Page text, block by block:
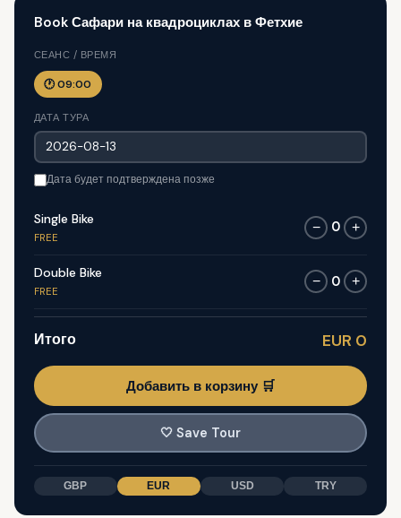
Book Сафари на квадроциклах в Фетхие
СЕАНС / ВРЕМЯ
🕐 09:00
ДАТА ТУРА
Дата будет подтверждена позже
Single Bike
FREE
− 0 +
Double Bike
FREE
− 0 +
Итого EUR 0
Добавить в корзину 🛒
🤍 Save Tour
GBP EUR USD TRY